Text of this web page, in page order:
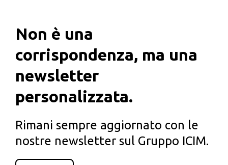
Non è una
corrispondenza, ma una
newsletter
personalizzata.
Rimani sempre aggiornato con le
nostre newsletter sul Gruppo ICIM.